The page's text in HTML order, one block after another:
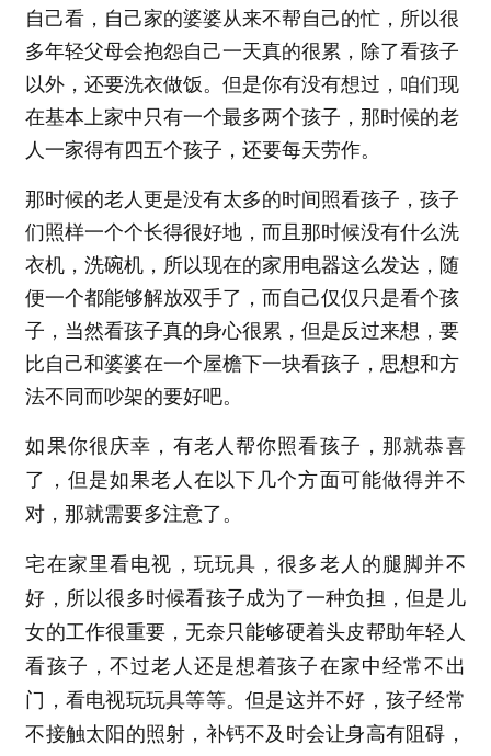
自己看，自己家的婆婆从来不帮自己的忙，所以很
多年轻父母会抱怨自己一天真的很累，除了看孩子
以外，还要洗衣做饭。但是你有没有想过，咱们现
在基本上家中只有一个最多两个孩子，那时候的老
人一家得有四五个孩子，还要每天劳作。
那时候的老人更是没有太多的时间照看孩子，孩子
们照样一个个长得很好地，而且那时候没有什么洗
衣机，洗碗机，所以现在的家用电器这么发达，随
便一个都能够解放双手了，而自己仅仅只是看个孩
子，当然看孩子真的身心很累，但是反过来想，要
比自己和婆婆在一个屋檐下一块看孩子，思想和方
法不同而吵架的要好吧。
如果你很庆幸，有老人帮你照看孩子，那就恭喜
了，但是如果老人在以下几个方面可能做得并不
对，那就需要多注意了。
宅在家里看电视，玩玩具，很多老人的腿脚并不
好，所以很多时候看孩子成为了一种负担，但是儿
女的工作很重要，无奈只能够硬着头皮帮助年轻人
看孩子，不过老人还是想着孩子在家中经常不出
门，看电视玩玩具等等。但是这并不好，孩子经常
不接触太阳的照射，补钙不及时会让身高有阻碍，